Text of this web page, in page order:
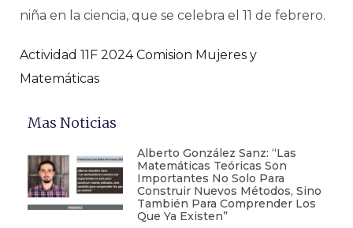
niña en la ciencia, que se celebra el 11 de febrero.
Actividad 11F 2024 Comision Mujeres y
Matemáticas
Mas Noticias
Alberto González Sanz: “Las
Matemáticas Teóricas Son
Importantes No Solo Para
Construir Nuevos Métodos, Sino
También Para Comprender Los
Que Ya Existen”